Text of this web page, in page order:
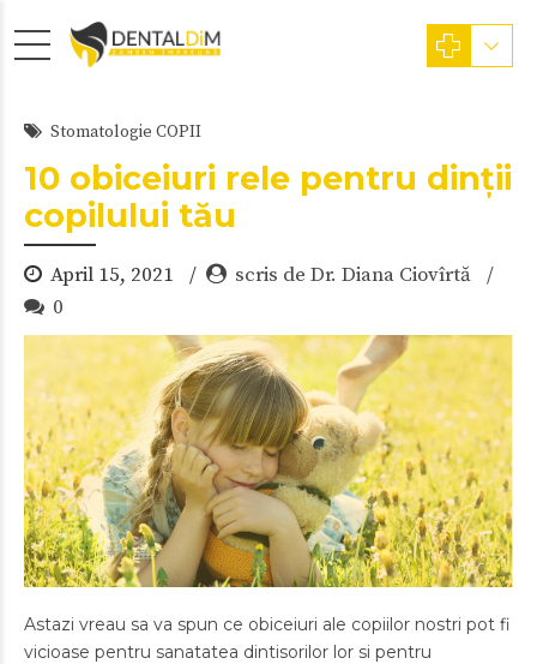
Stomatologie COPII
10 obiceiuri rele pentru dinții
copilului tău
April 15, 2021
scris de Dr. Diana Ciovîrtă
0
Astazi vreau sa va spun ce obiceiuri ale copiilor nostri pot fi
vicioase pentru sanatatea dintisorilor lor si pentru